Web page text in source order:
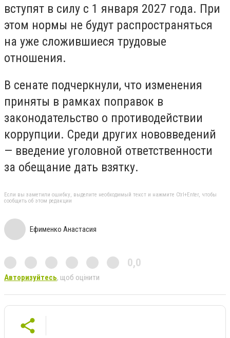
вступят в силу с 1 января 2027 года. При
этом нормы не будут распространяться
на уже сложившиеся трудовые
отношения.
В сенате подчеркнули, что изменения
приняты в рамках поправок в
законодательство о противодействии
коррупции. Среди других нововведений
— введение уголовной ответственности
за обещание дать взятку.
Если вы заметили ошибку, выделите необходимый текст и нажмите Ctrl+Enter, чтобы
сообщить об этом редакции
Ефименко Анастасия
0,0
Авторизуйтесь, щоб оцінити